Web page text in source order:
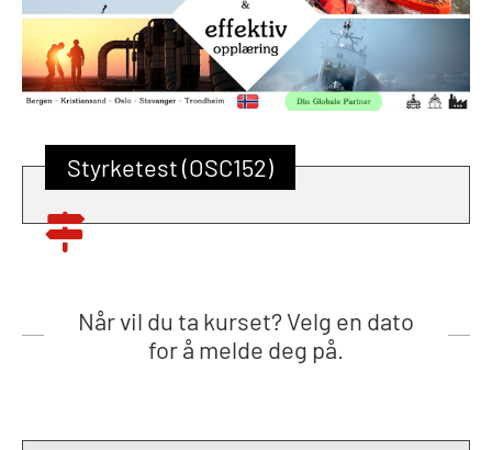
Styrketest (OSC152)
Når vil du ta kurset? Velg en dato
for å melde deg på.